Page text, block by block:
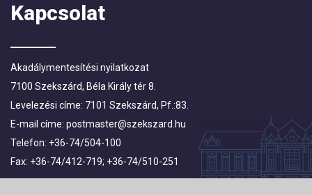
Kapcsolat
Akadálymentesítési nyilatkozat
7100 Szekszárd, Béla Király tér 8.
Levelezési címe: 7101 Szekszárd, Pf.:83.
E-mail címe: postmaster@szekszard.hu
Telefon: +36-74/504-100
Fax: +36-74/412-719; +36-74/510-251